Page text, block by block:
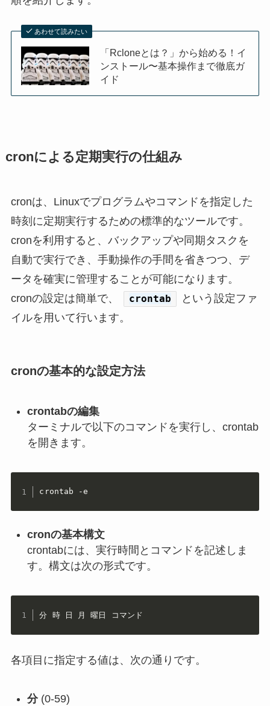
あわせて読みたい
「Rcloneとは？」から始める！イ
ンストール〜基本操作まで徹底ガ
イド
cronによる定期実行の仕組み
cronは、Linuxでプログラムやコマンドを指定した
時刻に定期実行するための標準的なツールです。
cronを利用すると、バックアップや同期タスクを
自動で実行でき、手動操作の手間を省きつつ、デ
ータを確実に管理することが可能になります。
cronの設定は簡単で、
crontab
という設定ファ
イルを用いて行います。
cronの基本的な設定方法
crontabの編集
ターミナルで以下のコマンドを実行し、crontab
を開きます。
crontab -e
cronの基本構文
crontabには、実行時間とコマンドを記述しま
す。構文は次の形式です。
分 時 日 月 曜日 コマンド
各項目に指定する値は、次の通りです。
分(0-59)